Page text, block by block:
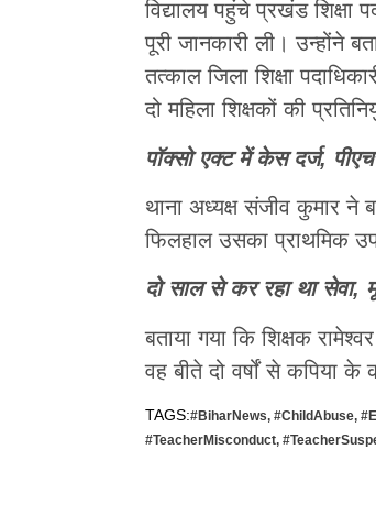
विद्यालय पहुंचे प्रखंड शिक्षा
पूरी जानकारी ली। उन्होंने
तत्काल जिला शिक्षा
दो महिला शिक्षकों की
पॉक्सो एक्ट में केस दर्ज,
थाना अध्यक्ष संजीव कुमार ने
फिलहाल उसका प्राथमिक
दो साल से कर रहा था सेवा,
बताया गया कि शिक्षक
वह बीते दो वर्षों से कपिया के
TAGS:#BiharNews, #ChildAbuse,
#TeacherMisconduct,